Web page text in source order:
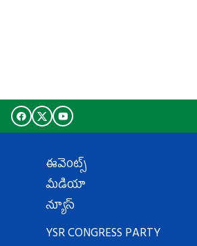
ఈవెంట్స్
మీడియా
న్యూస్
YSR CONGRESS PARTY